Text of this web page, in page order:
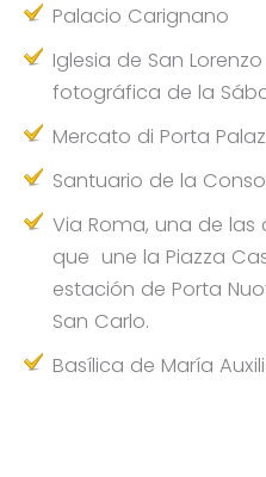
Palacio Carignano
Iglesia de San
fotográfica de la
Mercato di Porta
Santuario de la
Via Roma, una de
que une la Piazza
estación de Porta
San Carlo.
Basílica de María